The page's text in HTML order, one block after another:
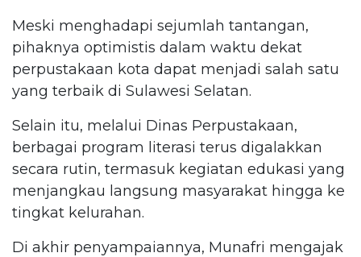
Meski menghadapi sejumlah tantangan,
pihaknya optimistis dalam waktu dekat
perpustakaan kota dapat menjadi salah satu
yang terbaik di Sulawesi Selatan.
Selain itu, melalui Dinas Perpustakaan,
berbagai program literasi terus digalakkan
secara rutin, termasuk kegiatan edukasi yang
menjangkau langsung masyarakat hingga ke
tingkat kelurahan.
Di akhir penyampaiannya, Munafri mengajak